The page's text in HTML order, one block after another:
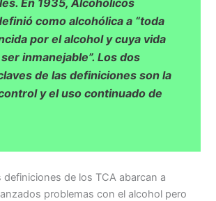
como alcohólica a “toda
por el alcohol y cuya vida
inmanejable”. Los dos
de las definiciones son la
y el uso continuado de
definiciones de los TCA abarcan a
problemas con el alcohol pero